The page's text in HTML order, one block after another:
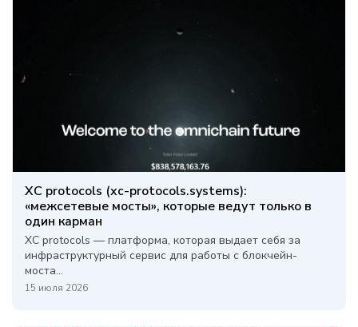
XC protocols (xc-protocols.systems):
«межсетевые мосты», которые ведут только в
один карман
XC protocols — платформа, которая выдает себя за
инфраструктурный сервис для работы с блокчейн-
моста...
15 июля 2026